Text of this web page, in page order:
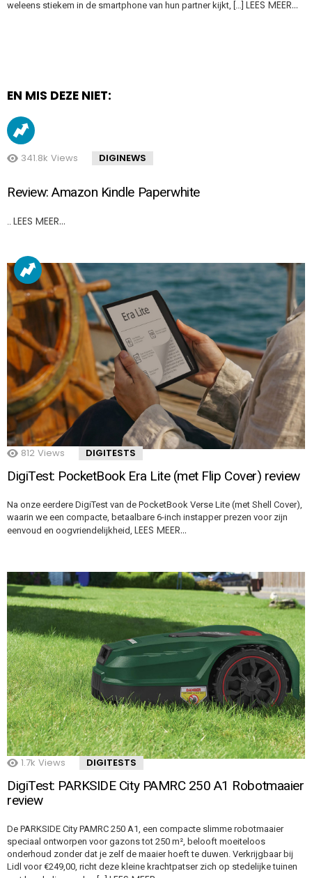
weleens stiekem in de smartphone van hun partner kijkt, […] LEES MEER…
EN MIS DEZE NIET:
341.8k Views DIGINEWS
Review: Amazon Kindle Paperwhite
LEES MEER…
812 Views DIGITESTS
DigiTest: PocketBook Era Lite (met Flip Cover) review
Na onze eerdere DigiTest van de PocketBook Verse Lite (met Shell Cover),
waarin we een compacte, betaalbare 6-inch instapper prezen voor zijn
eenvoud en oogvriendelijkheid, LEES MEER…
1.7k Views DIGITESTS
DigiTest: PARKSIDE City PAMRC 250 A1 Robotmaaier
review
De PARKSIDE City PAMRC 250 A1, een compacte slimme robotmaaier
speciaal ontworpen voor gazons tot 250 m², belooft moeiteloos
onderhoud zonder dat je zelf de maaier hoeft te duwen. Verkrijgbaar bij
Lidl voor €249,00, richt deze kleine krachtpatser zich op stedelijke tuinen